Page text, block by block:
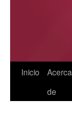
Saltar
Inicio
Acerca
de